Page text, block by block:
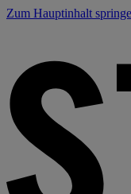
Zum Hauptinhalt